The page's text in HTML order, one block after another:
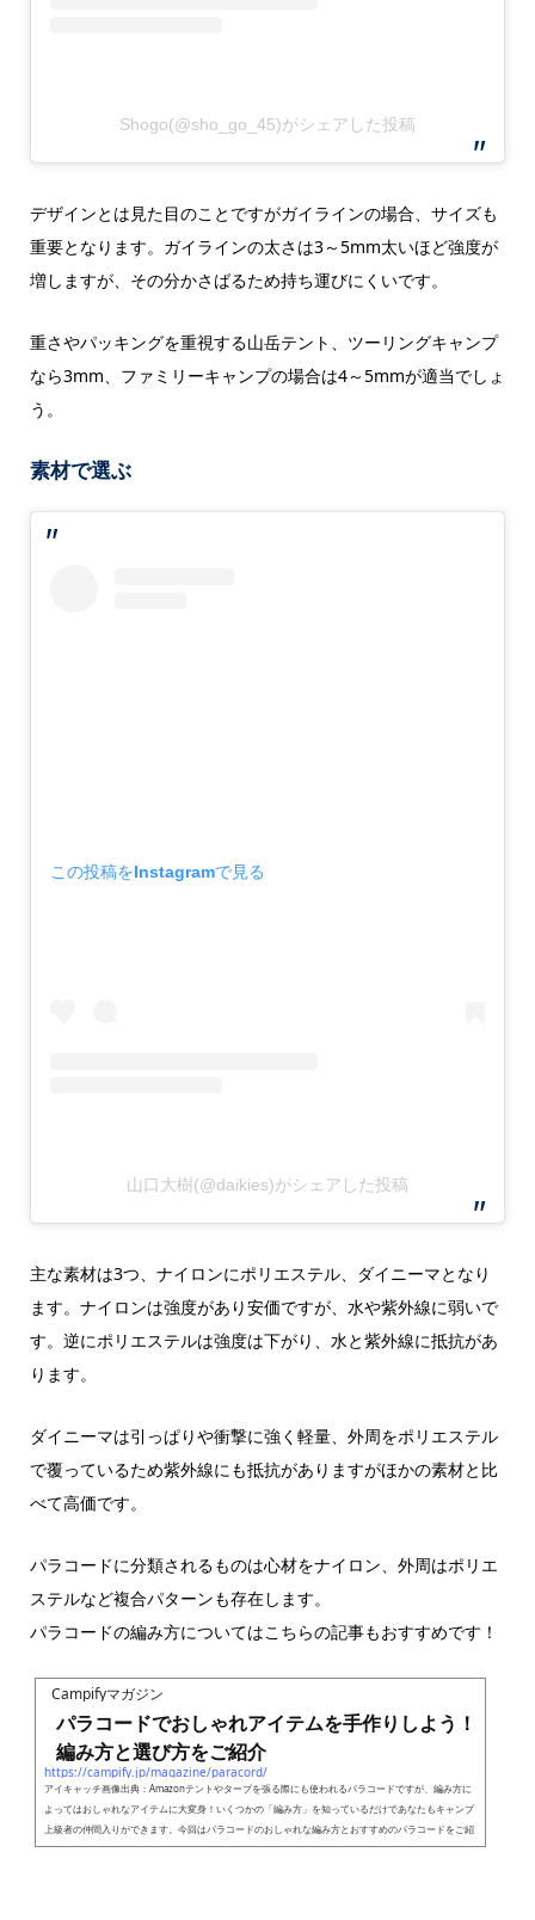
Shogo(@sho_go_45)がシェアした投稿
デザインとは見た目のことですがガイラインの場合、サイズも
重要となります。ガイラインの太さは3～5mm太いほど強度が
増しますが、その分かさばるため持ち運びにくいです。
重さやパッキングを重視する山岳テント、ツーリングキャンプ
なら3mm、ファミリーキャンプの場合は4～5mmが適当でしょ
う。
素材で選ぶ
この投稿をInstagramで見る
山口大樹(@daikies)がシェアした投稿
主な素材は3つ、ナイロンにポリエステル、ダイニーマとなり
ます。ナイロンは強度があり安価ですが、水や紫外線に弱いで
す。逆にポリエステルは強度は下がり、水と紫外線に抵抗があ
ります。
ダイニーマは引っぱりや衝撃に強く軽量、外周をポリエステル
で覆っているため紫外線にも抵抗がありますがほかの素材と比
べて高価です。
パラコードに分類されるものは心材をナイロン、外周はポリエ
ステルなど複合パターンも存在します。
パラコードの編み方についてはこちらの記事もおすすめです！
Campifyマガジン
パラコードでおしゃれアイテムを手作りしよう！
編み方と選び方をご紹介
https://campify.jp/magazine/paracord/
アイキャッチ画像出典：Amazonテントやタープを張る際にも使われるパラコードですが、編み方に
よってはおしゃれなアイテムに大変身！いくつかの「編み方」を知っているだけであなたもキャンプ
上級者の仲間入りができます。今回はパラコードのおしゃれな編み方とおすすめのパラコードをご紹
介いたします。そもそもパラコードとは出典：Amazonみなさんはこのようなカラフルな紐をアウト